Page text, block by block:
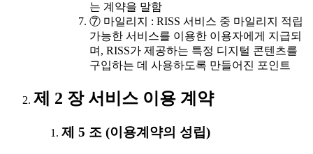
는 계약을 말함
⑦ 마일리지 : RISS 서비스 중 마일리지 적립
가능한 서비스를 이용한 이용자에게 지급되
며, RISS가 제공하는 특정 디지털 콘텐츠를
구입하는 데 사용하도록 만들어진 포인트
제 2 장 서비스 이용 계약
제 5 조 (이용계약의 성립)